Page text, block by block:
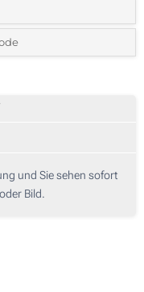
Ihr Logo:
und Sie sehen sofort
Bild.